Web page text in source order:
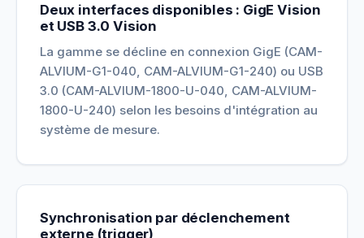
Deux interfaces disponibles : GigE Vision
et USB 3.0 Vision
La gamme se décline en connexion GigE (CAM-
ALVIUM-G1-040, CAM-ALVIUM-G1-240) ou USB
3.0 (CAM-ALVIUM-1800-U-040, CAM-ALVIUM-
1800-U-240) selon les besoins d'intégration au
système de mesure.
Synchronisation par déclenchement
externe (trigger)